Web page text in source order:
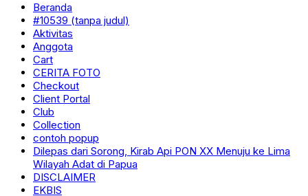
Beranda
#10539 (tanpa judul)
Aktivitas
Anggota
Cart
CERITA FOTO
Checkout
Client Portal
Club
Collection
contoh popup
Dilepas dari Sorong, Kirab Api PON XX Menuju ke Lima
Wilayah Adat di Papua
DISCLAIMER
EKBIS